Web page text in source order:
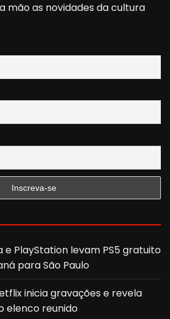
mão as novidades da cultura
PlayStation levam PS5 gratuito
para São Paulo
inicia gravações e revela
elenco reunido